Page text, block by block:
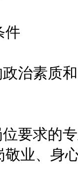
素质和
求的专
业、身